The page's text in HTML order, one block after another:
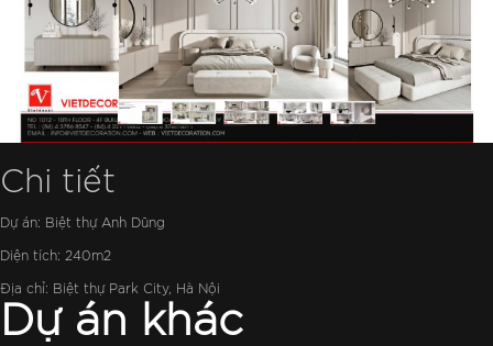
Chi tiết
Dự án: Biệt thự Anh Dũng
Diện tích: 240m2
Địa chỉ: Biệt thự Park City, Hà Nội
Dự án khác